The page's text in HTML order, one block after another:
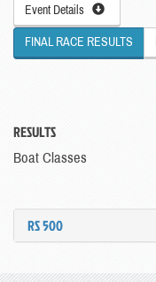
Event Details
FINAL RACE RESULTS
RESULTS
Boat Classes
RS 500